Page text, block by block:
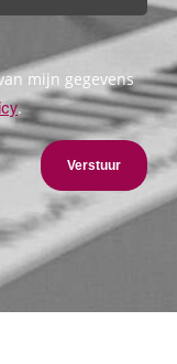
mijn gegevens
.
Verstuur